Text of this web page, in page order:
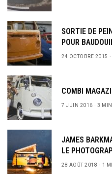
SORTIE DE
POUR
24 OCTOBRE 2015
COMBI
7 JUIN 2016 3
JAMES
LE
28 AOÛT 2018 1